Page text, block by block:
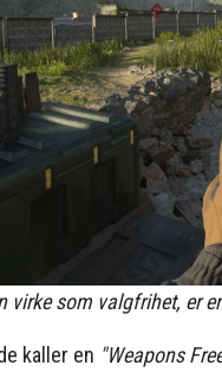
virke som valgfrihet, er
kaller en "Weapons